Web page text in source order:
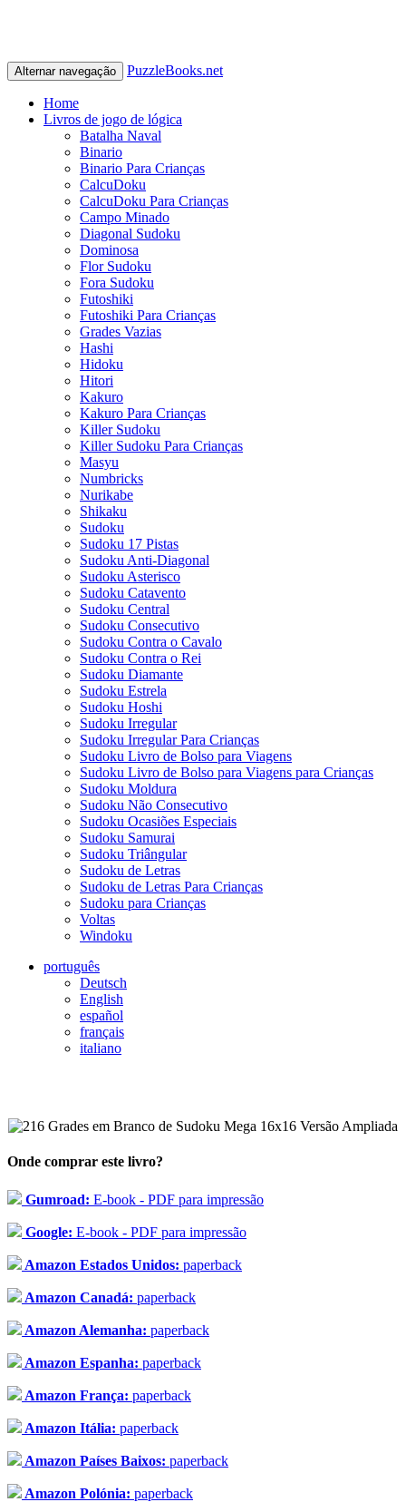
Alternar navegação PuzzleBooks.net
Home
Livros de jogo de lógica
Batalha Naval
Binario
Binario Para Crianças
CalcuDoku
CalcuDoku Para Crianças
Campo Minado
Diagonal Sudoku
Dominosa
Flor Sudoku
Fora Sudoku
Futoshiki
Futoshiki Para Crianças
Grades Vazias
Hashi
Hidoku
Hitori
Kakuro
Kakuro Para Crianças
Killer Sudoku
Killer Sudoku Para Crianças
Masyu
Numbricks
Nurikabe
Shikaku
Sudoku
Sudoku 17 Pistas
Sudoku Anti-Diagonal
Sudoku Asterisco
Sudoku Catavento
Sudoku Central
Sudoku Consecutivo
Sudoku Contra o Cavalo
Sudoku Contra o Rei
Sudoku Diamante
Sudoku Estrela
Sudoku Hoshi
Sudoku Irregular
Sudoku Irregular Para Crianças
Sudoku Livro de Bolso para Viagens
Sudoku Livro de Bolso para Viagens para Crianças
Sudoku Moldura
Sudoku Não Consecutivo
Sudoku Ocasiões Especiais
Sudoku Samurai
Sudoku Triângular
Sudoku de Letras
Sudoku de Letras Para Crianças
Sudoku para Crianças
Voltas
Windoku
português
Deutsch
English
español
français
italiano
Onde comprar este livro?
Gumroad: E-book - PDF para impressão
Google: E-book - PDF para impressão
Amazon Estados Unidos: paperback
Amazon Canadá: paperback
Amazon Alemanha: paperback
Amazon Espanha: paperback
Amazon França: paperback
Amazon Itália: paperback
Amazon Países Baixos: paperback
Amazon Polónia: paperback